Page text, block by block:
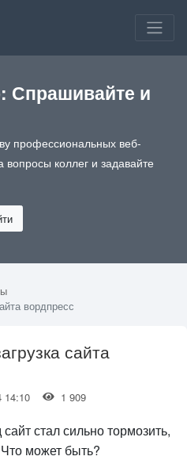
Спрашивайте и
профессиональных веб-
вопросы коллег и задавайте
вордпресс
сайта
14:10 1 909
стал сильно тормозить,
может быть?